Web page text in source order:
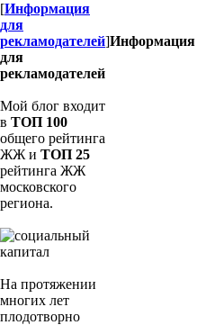
[Информация
для
рекламодателей]Информация
для
рекламодателей
Мой блог входит
в ТОП 100
общего рейтинга
ЖЖ и ТОП 25
рейтинга ЖЖ
московского
региона.
На протяжении
многих лет
плодотворно